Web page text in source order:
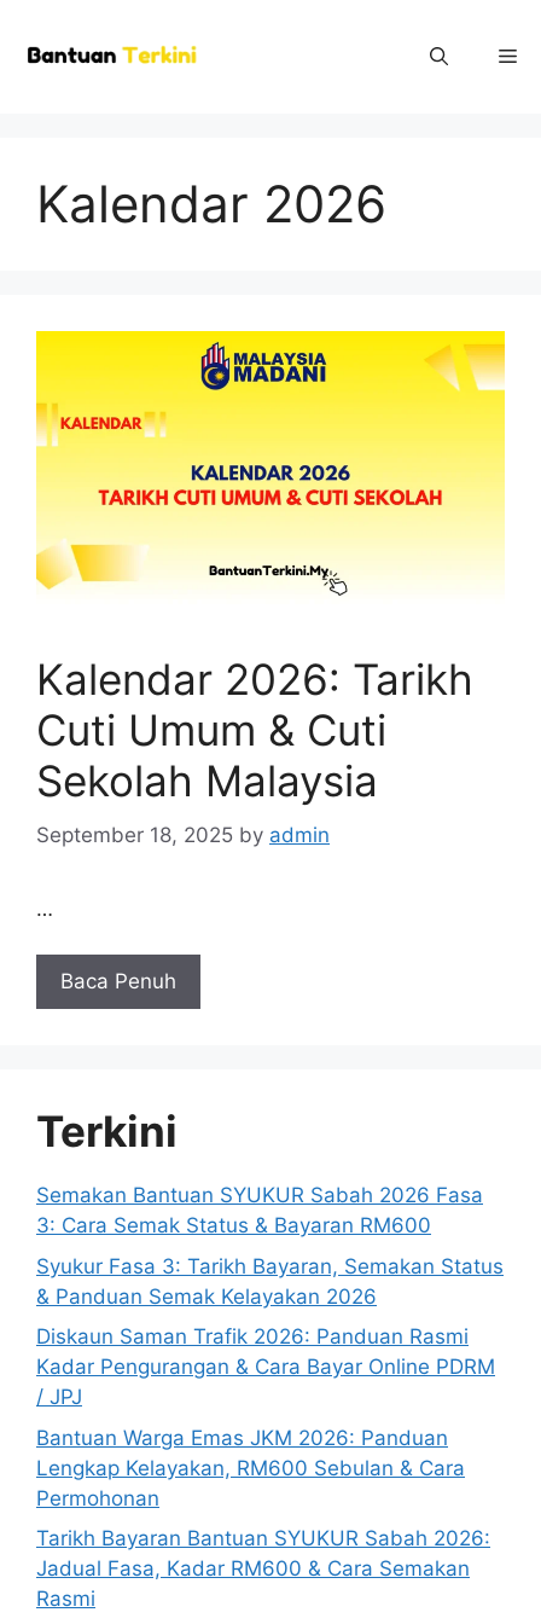
Kalendar 2026
Kalendar 2026: Tarikh
Cuti Umum & Cuti
Sekolah Malaysia
September 18, 2025 by admin
…
Baca Penuh
Terkini
Semakan Bantuan SYUKUR Sabah 2026 Fasa
3: Cara Semak Status & Bayaran RM600
Syukur Fasa 3: Tarikh Bayaran, Semakan Status
& Panduan Semak Kelayakan 2026
Diskaun Saman Trafik 2026: Panduan Rasmi
Kadar Pengurangan & Cara Bayar Online PDRM
/ JPJ
Bantuan Warga Emas JKM 2026: Panduan
Lengkap Kelayakan, RM600 Sebulan & Cara
Permohonan
Tarikh Bayaran Bantuan SYUKUR Sabah 2026:
Jadual Fasa, Kadar RM600 & Cara Semakan
Rasmi